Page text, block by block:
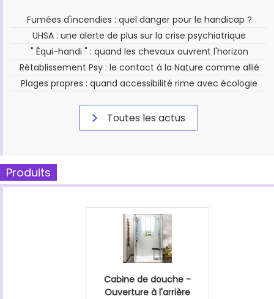
Fumées d'incendies : quel danger pour le handicap ?
UHSA : une alerte de plus sur la crise psychiatrique
" Équi-handi " : quand les chevaux ouvrent l'horizon
Rétablissement Psy : le contact à la Nature comme allié
Plages propres : quand accessibilité rime avec écologie
Toutes les actus
Produits
Cabine de douche -
Ouverture à l'arrière